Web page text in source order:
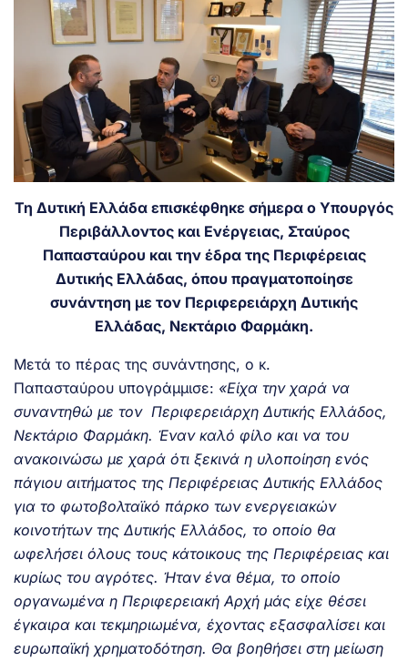
Τη Δυτική Ελλάδα επισκέφθηκε σήμερα ο Υπουργός
Περιβάλλοντος και Ενέργειας, Σταύρος
Παπασταύρου και την έδρα της Περιφέρειας
Δυτικής Ελλάδας, όπου πραγματοποίησε
συνάντηση με τον Περιφερειάρχη Δυτικής
Ελλάδας, Νεκτάριο Φαρμάκη.
Μετά το πέρας της συνάντησης, ο κ.
Παπασταύρου υπογράμμισε: «Είχα την χαρά να
συναντηθώ με τον Περιφερειάρχη Δυτικής Ελλάδος,
Νεκτάριο Φαρμάκη. Έναν καλό φίλο και να του
ανακοινώσω με χαρά ότι ξεκινά η υλοποίηση ενός
πάγιου αιτήματος της Περιφέρειας Δυτικής Ελλάδος
για το φωτοβολταϊκό πάρκο των ενεργειακών
κοινοτήτων της Δυτικής Ελλάδος, το οποίο θα
ωφελήσει όλους τους κάτοικους της Περιφέρειας και
κυρίως του αγρότες. Ήταν ένα θέμα, το οποίο
οργανωμένα η Περιφερειακή Αρχή μάς είχε θέσει
έγκαιρα και τεκμηριωμένα, έχοντας εξασφαλίσει και
ευρωπαϊκή χρηματοδότηση. Θα βοηθήσει στη μείωση